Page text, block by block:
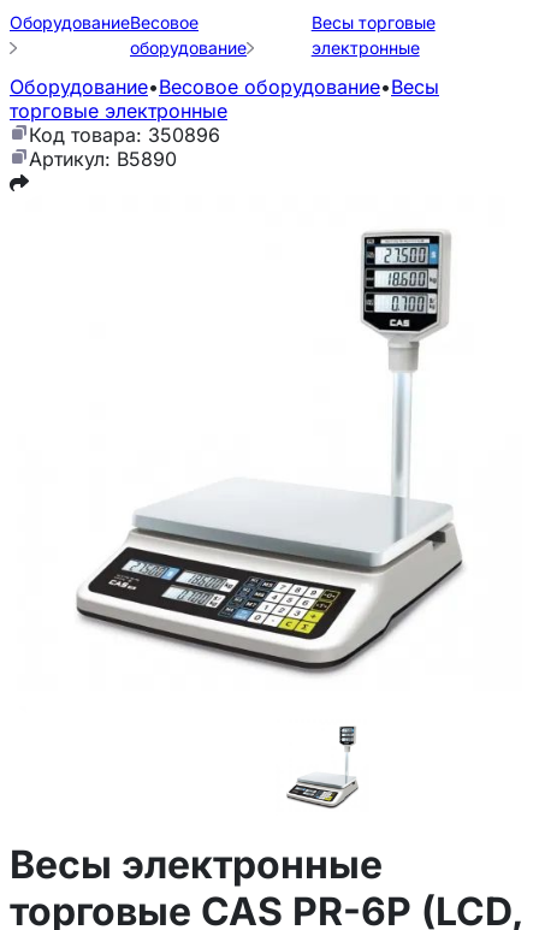
ОборудованиеВесовое
оборудование
Весы торговые
электронные
Оборудование•Весовое оборудование•Весы
торговые электронные
Код товара: 350896
Артикул: B5890
Весы электронные
торговые CAS PR-6P (LCD,